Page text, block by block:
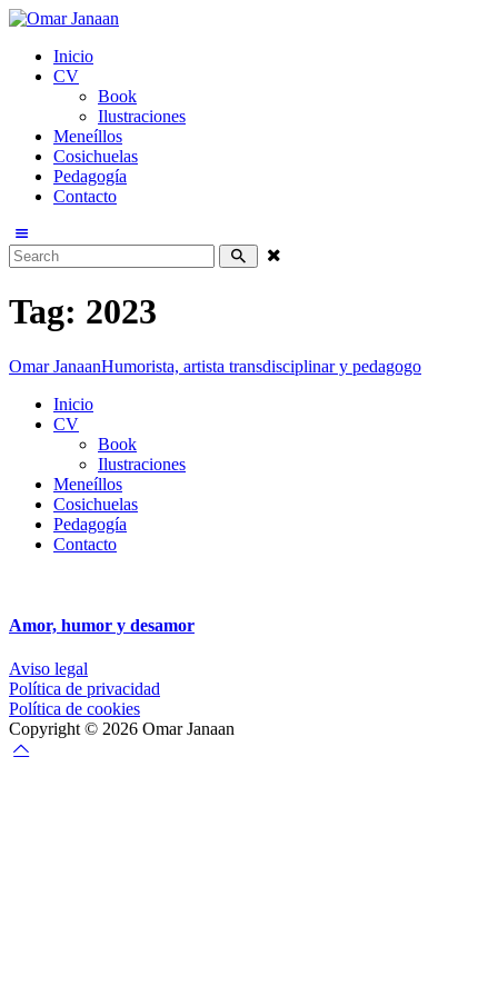
Inicio
CV
Book
Ilustraciones
Meneíllos
Cosichuelas
Pedagogía
Contacto
Tag: 2023
Omar JanaanHumorista, artista transdisciplinar y pedagogo
Inicio
CV
Book
Ilustraciones
Meneíllos
Cosichuelas
Pedagogía
Contacto
Amor, humor y desamor
Aviso legal
Política de privacidad
Política de cookies
Copyright © 2026 Omar Janaan